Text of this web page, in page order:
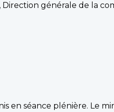
générale de la
en séance plénière. Le